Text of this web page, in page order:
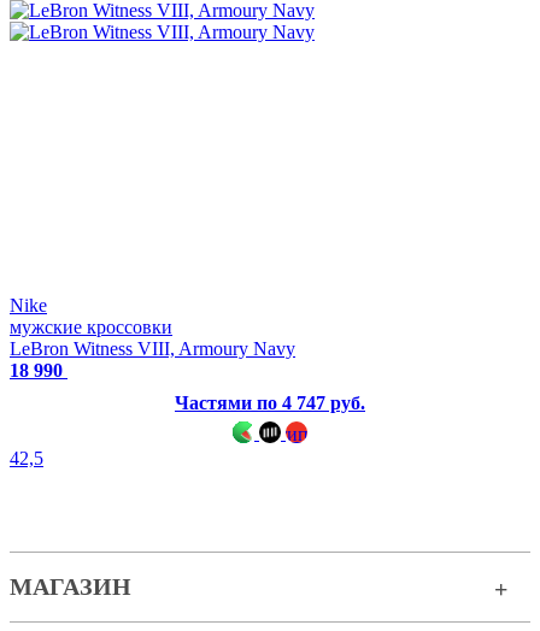
Nike
мужские кроссовки
LeBron Witness VIII, Armoury Navy
18 990
Частями по 4 747 руб.
42,5
МАГАЗИН